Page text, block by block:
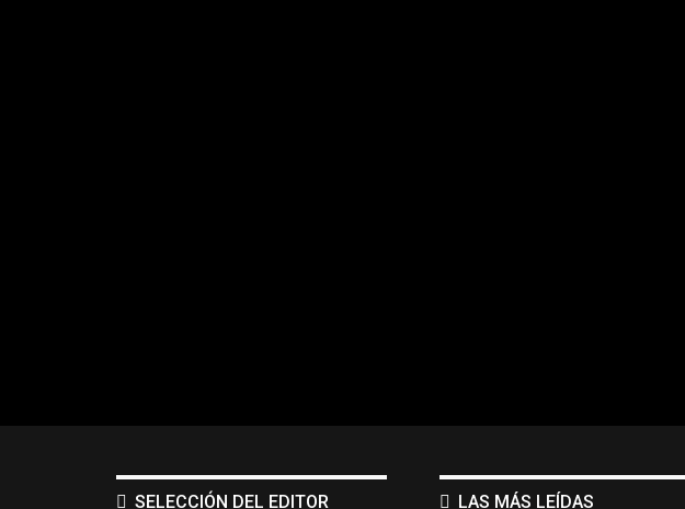
SELECCIÓN DEL EDITOR LAS MÁS LEÍDAS